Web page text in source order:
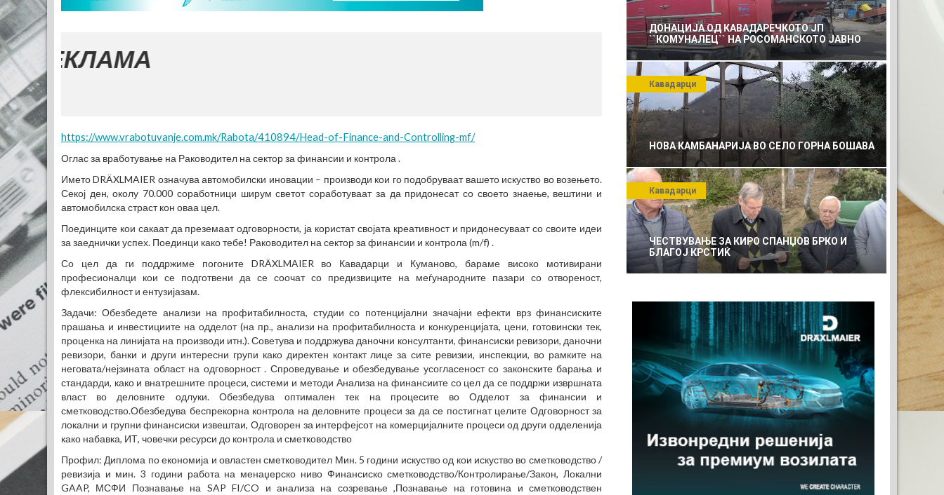
https://www.vrabotuvanje.com.mk/Rabota/410894/Head-of-Finance-and-Controlling-mf/
Оглас за вработување на Раководител на сектор за финансии и контрола .
Името DRÄXLMAIER означува автомобилски иновации – производи кои го подобруваат вашето искуство во возењето.
Секој ден, околу 70.000 соработници ширум светот соработуваат за да придонесат со своето знаење, вештини и
автомобилска страст кон оваа цел.
Поединците кои сакаат да преземаат одговорности, ја користат својата креативност и придонесуваат со своите идеи
за заеднички успех. Поединци како тебе! Раководител на сектор за финансии и контрола (m/f) .
Со цел да ги поддржиме погоните DRÄXLMAIER во Кавадарци и Куманово, бараме високо мотивирани
професионалци кои се подготвени да се соочат со предизвиците на меѓународните пазари со отвореност,
флексибилност и ентузијазам.
Задачи: Обезбедете анализи на профитабилноста, студии со потенцијални значајни ефекти врз финансиските
прашања и инвестициите на одделот (на пр., анализи на профитабилноста и конкуренцијата, цени, готовински тек,
проценка на линијата на производи итн.). Советува и поддржува даночни консултанти, финансиски ревизори, даночни
ревизори, банки и други интересни групи како директен контакт лице за сите ревизии, инспекции, во рамките на
неговата/нејзината област на одговорност . Спроведување и обезбедување усогласеност со законските барања и
стандарди, како и внатрешните процеси, системи и методи Анализа на финансиите со цел да се поддржи извршната
власт во деловните одлуки. Обезбедува оптимален тек на процесите во Одделот за финансии и
сметководство.Обезбедува беспрекорна контрола на деловните процеси за да се постигнат целите Одговорност за
локални и групни финансиски извештаи, Одговорен за интерфејсот на комерцијалните процеси од други одделенија
како набавка, ИТ, човечки ресурси до контрола и сметководство
Профил: Диплома по економија и овластен сметководител Мин. 5 години искуство од кои искуство во сметководство /
ревизија и мин. 3 години работа на менаџерско ниво Финансиско сметководство/Контролирање/Закон, Локални
GAAP, МСФИ Познавање на SAP FI/CO и анализа на созревање ,Познавање на готовина и сметководствен
ДОНАЦИЈА ОД КАВАДАРЕЧКОТО ЈП
``КОМУНАЛЕЦ`` НА РОСОМАНСКОТО ЈАВНО
ПРЕТПРИЈАТИЕ ЗА КОМУНАЛНО УСЛУГИ
НОВА КАМБАНАРИЈА ВО СЕЛО ГОРНА БОШАВА
Кавадарци
ЧЕСТВУВАЊЕ ЗА КИРО СПАНЏОВ БРКО И
БЛАГОЈ КРСТИЌ
Кавадарци